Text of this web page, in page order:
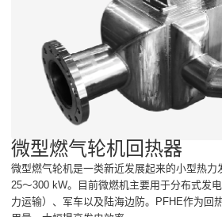
微型燃气轮机回热器
微型燃气轮机是一类新近发展起来的小型热力
25～300 kW。目前微燃机主要用于分布式发
力运输）、军车以及陆海边防。PFHE作为回